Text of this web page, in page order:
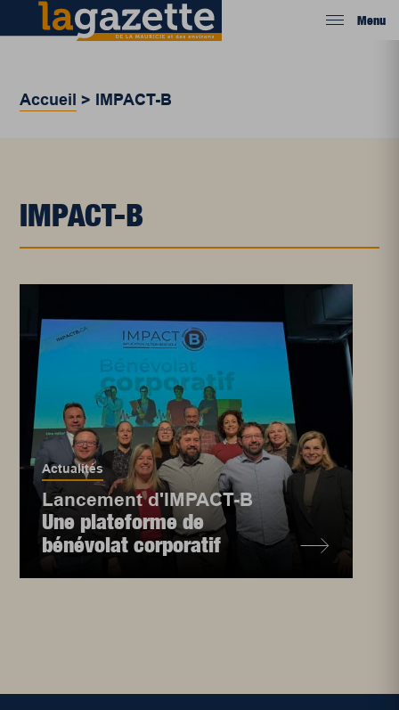
Menu
Accueil > IMPACT-B
IMPACT-B
Actualités
Lancement d'IMPACT-B
Une plateforme de
bénévolat corporatif